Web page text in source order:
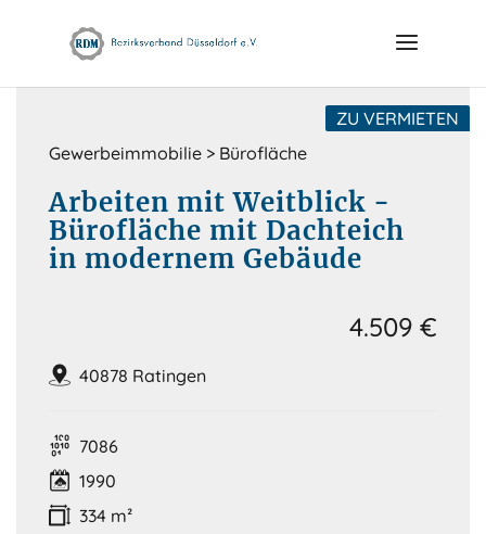
Gewerbeimmobilie > Bürofläche
ZU VERMIETEN
Arbeiten mit Weitblick -
Bürofläche mit Dachteich
in modernem Gebäude
40878 Ratingen
4.509 €
7086
1990
334 m²